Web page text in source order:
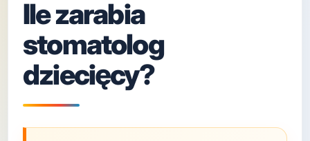
Ile zarabia
stomatolog
dziecięcy?